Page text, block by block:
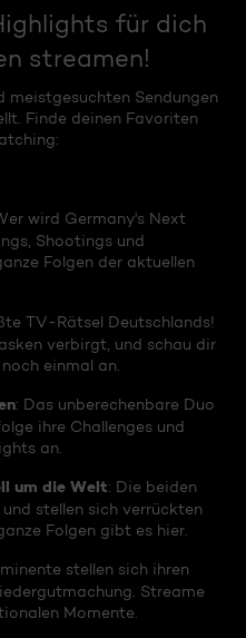
für dich
streamen!
meistgesuchten Sendungen
Finde deinen Favoriten
wird Germany's Next
Shootings und
Folgen der aktuellen
TV-Rätsel Deutschlands!
verbirgt, und schau dir
einmal an.
: Das unberechenbare Duo
ihre Challenges und
an.
um die Welt: Die beiden
stellen sich verrückten
Folgen gibt es hier.
stellen sich ihren
Streame
Momente.